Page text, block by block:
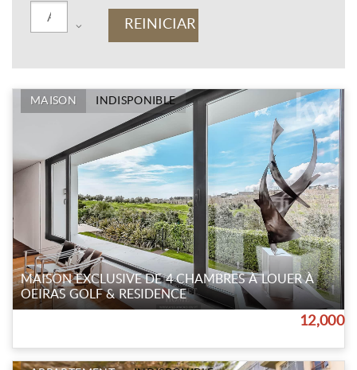
MAISON INDISPONIBLE
MAISON EXCLUSIVE DE 4 CHAMBRES À LOUER À
OEIRAS GOLF & RESIDENCE
12,000